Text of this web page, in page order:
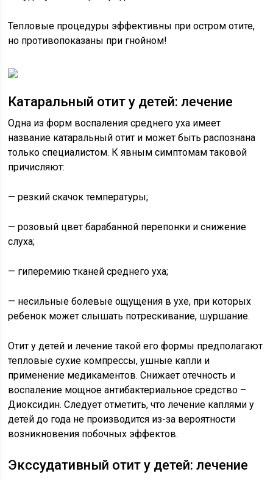
Тепловые процедуры эффективны при остром отите,
но противопоказаны при гнойном!
Катаральный отит у детей: лечение
Одна из форм воспаления среднего уха имеет
название катаральный отит и может быть распознана
только специалистом. К явным симптомам таковой
причисляют:
— резкий скачок температуры;
— розовый цвет барабанной перепонки и снижение
слуха;
— гиперемию тканей среднего уха;
— несильные болевые ощущения в ухе, при которых
ребенок может слышать потрескивание, шуршание.
Отит у детей и лечение такой его формы предполагают
тепловые сухие компрессы, ушные капли и
применение медикаментов. Снижает отечность и
воспаление мощное антибактериальное средство –
Диоксидин. Следует отметить, что лечение каплями у
детей до года не производится из-за вероятности
возникновения побочных эффектов.
Экссудативный отит у детей: лечение